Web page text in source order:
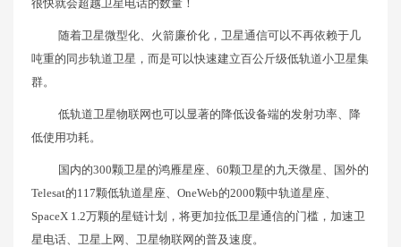
很快就会超越卫星电话的数量！
随着卫星微型化、火箭廉价化，卫星通信可以不再依赖于几
吨重的同步轨道卫星，而是可以快速建立百公斤级低轨道小卫星集
群。
低轨道卫星物联网也可以显著的降低设备端的发射功率、降
低使用功耗。
国内的300颗卫星的鸿雁星座、60颗卫星的九天微星、国外的
Telesat的117颗低轨道星座、OneWeb的2000颗中轨道星座、
SpaceX 1.2万颗的星链计划，将更加拉低卫星通信的门槛，加速卫
星电话、卫星上网、卫星物联网的普及速度。